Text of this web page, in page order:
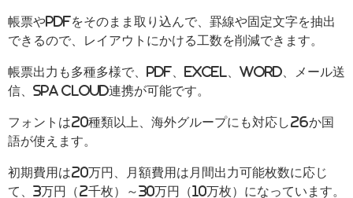
帳票やPDFをそのまま取り込んで、罫線や固定文字を抽出
できるので、レイアウトにかける工数を削減できます。
帳票出力も多種多様で、PDF、Excel、Word、メール送
信、SPA Cloud連携が可能です。
フォントは20種類以上、海外グループにも対応し26か国
語が使えます。
初期費用は20万円、月額費用は月間出力可能枚数に応じ
て、3万円（2千枚）～30万円（10万枚）になっています。